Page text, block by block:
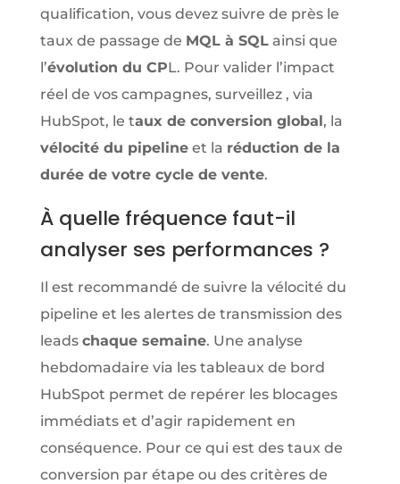
qualification, vous devez suivre de près le
taux de passage de MQL à SQLainsi que
l’évolution du CPL. Pour valider l’impact
réel de vos campagnes, surveillez , via
HubSpot, le taux de conversion global, la
vélocité du pipelineet la réduction de la
durée de votre cycle de vente.
À quelle fréquence faut-il
analyser ses performances ?
Il est recommandé de suivre la vélocité du
pipeline et les alertes de transmission des
leads chaque semaine. Une analyse
hebdomadaire via les tableaux de bord
HubSpot permet de repérer les blocages
immédiats et d’agir rapidement en
conséquence. Pour ce qui est des taux de
conversion par étape ou des critères de